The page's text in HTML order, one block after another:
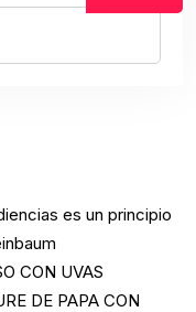
es un principio
CON UVAS
DE PAPA CON